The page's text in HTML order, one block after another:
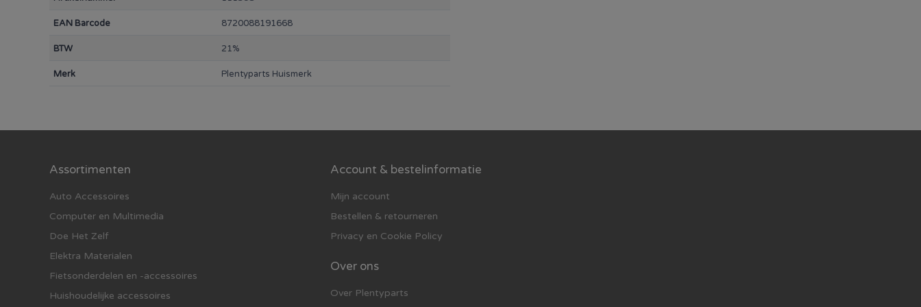
EAN Barcode 8720088191668
BTW 21%
Merk Plentyparts Huismerk
Assortimenten
Auto Accessoires
Computer en Multimedia
Doe Het Zelf
Elektra Materialen
Fietsonderdelen en -accessoires
Huishoudelijke accessoires
Account & bestelinformatie
Mijn account
Bestellen & retourneren
Privacy en Cookie Policy
Over ons
Over Plentyparts